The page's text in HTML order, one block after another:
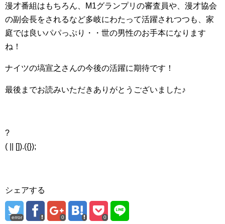
漫才番組はもちろん、M1グランプリの審査員や、漫才協会
の副会長をされるなど多岐にわたって活躍されつつも、家
庭では良いパパっぷり・・世の男性のお手本になります
ね！
ナイツの塙宣之さんの今後の活躍に期待です！
最後までお読みいただきありがとうございました♪
?
( || []).({});
シェアする
error 0 0